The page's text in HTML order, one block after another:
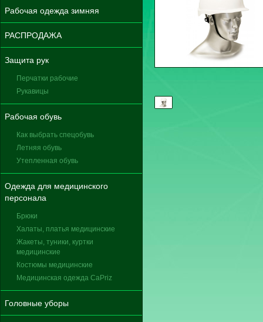
Рабочая одежда зимняя
РАСПРОДАЖА
Защита рук
Перчатки рабочие
Рукавицы
Рабочая обувь
Как выбрать спецобувь
Летняя обувь
Утепленная обувь
Одежда для медицинского
персонала
Брюки
Халаты, платья медицинские
Жакеты, туники, куртки
медицинские
Костюмы медицинские
Медицинская одежда CaPriz
Головные уборы